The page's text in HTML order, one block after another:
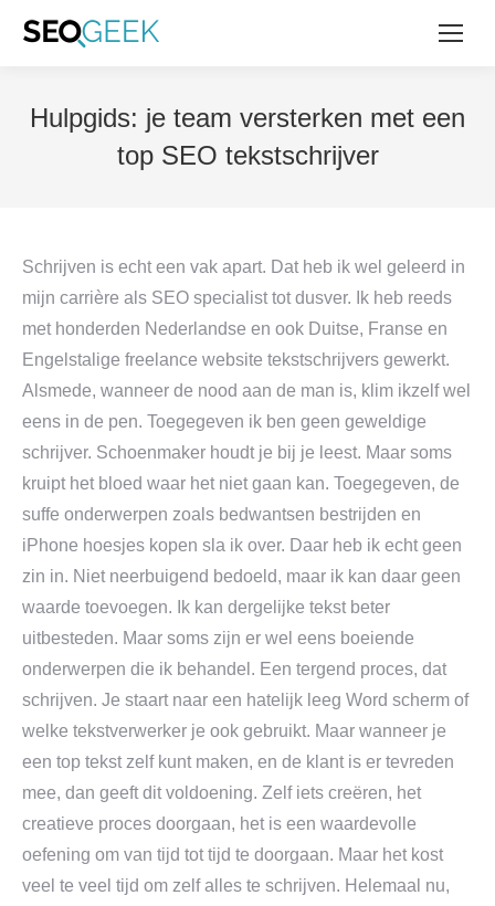
Hulpgids: je team versterken met een
top SEO tekstschrijver
Schrijven is echt een vak apart. Dat heb ik wel geleerd in
mijn carrière als SEO specialist tot dusver. Ik heb reeds
met honderden Nederlandse en ook Duitse, Franse en
Engelstalige freelance website tekstschrijvers gewerkt.
Alsmede, wanneer de nood aan de man is, klim ikzelf wel
eens in de pen. Toegegeven ik ben geen geweldige
schrijver. Schoenmaker houdt je bij je leest. Maar soms
kruipt het bloed waar het niet gaan kan. Toegegeven, de
suffe onderwerpen zoals bedwantsen bestrijden en
iPhone hoesjes kopen sla ik over. Daar heb ik echt geen
zin in. Niet neerbuigend bedoeld, maar ik kan daar geen
waarde toevoegen. Ik kan dergelijke tekst beter
uitbesteden. Maar soms zijn er wel eens boeiende
onderwerpen die ik behandel. Een tergend proces, dat
schrijven. Je staart naar een hatelijk leeg Word scherm of
welke tekstverwerker je ook gebruikt. Maar wanneer je
een top tekst zelf kunt maken, en de klant is er tevreden
mee, dan geeft dit voldoening. Zelf iets creëren, het
creatieve proces doorgaan, het is een waardevolle
oefening om van tijd tot tijd te doorgaan. Maar het kost
veel te veel tijd om zelf alles te schrijven. Helemaal nu,